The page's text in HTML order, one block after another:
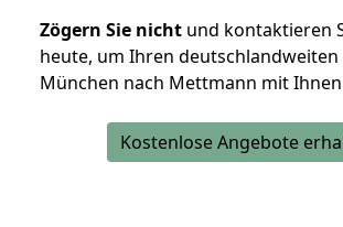
Zögern Sie nicht und kontaktieren
heute, um Ihren deutschlandweiten
München nach Mettmann mit
Kostenlose Angebote